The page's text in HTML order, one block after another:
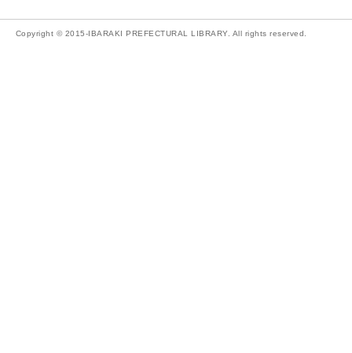
Copyright © 2015-IBARAKI PREFECTURAL LIBRARY. All rights reserved.